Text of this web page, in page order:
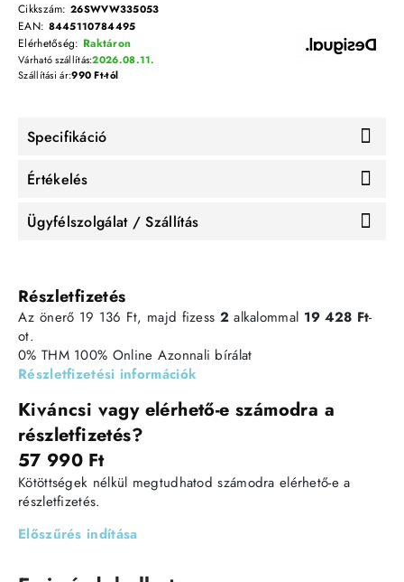
Cikkszám: 26SWVW335053
EAN: 8445110784495
Elérhetőség: Raktáron
Várható szállítás:2026.08.11.
Szállítási ár:990 Ft-tól
Specifikáció
Értékelés
Ügyfélszolgálat / Szállítás
Részletfizetés
Az önerő 19 136 Ft, majd fizess 2alkalommal 19 428 Ft-
ot.
0% THM 100% Online Azonnali bírálat
Részletfizetési információk
Kiváncsi vagy elérhető-e számodra a
részletfizetés?
57 990 Ft
Kötöttségek nélkül megtudhatod számodra elérhető-e a
részletfizetés.
Előszűrés indítása